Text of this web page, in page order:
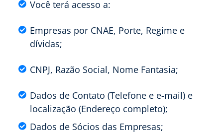
Você terá acesso a:
Empresas por CNAE, Porte, Regime e
dívidas;
CNPJ, Razão Social, Nome Fantasia;
Dados de Contato (Telefone e e-mail) e
localização (Endereço completo);
Dados de Sócios das Empresas;